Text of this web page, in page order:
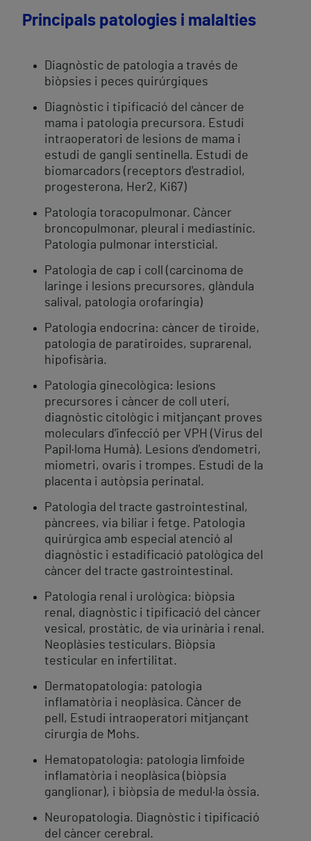
Principals patologies i malalties
Diagnòstic de patologia a través de
biòpsies i peces quirúrgiques
Diagnòstic i tipificació del càncer de
mama i patologia precursora. Estudi
intraoperatori de lesions de mama i
estudi de gangli sentinella. Estudi de
biomarcadors (receptors d'estradiol,
progesterona, Her2, Ki67)
Patologia toracopulmonar. Càncer
broncopulmonar, pleural i mediastínic.
Patologia pulmonar intersticial.
Patologia de cap i coll (carcinoma de
laringe i lesions precursores, glàndula
salival, patologia orofaríngia)
Patologia endocrina: càncer de tiroide,
patologia de paratiroides, suprarenal,
hipofisària.
Patologia ginecològica: lesions
precursores i càncer de coll uterí,
diagnòstic citològic i mitjançant proves
moleculars d'infecció per VPH (Virus del
Papil·loma Humà). Lesions d'endometri,
miometri, ovaris i trompes. Estudi de la
placenta i autòpsia perinatal.
Patologia del tracte gastrointestinal,
pàncrees, via biliar i fetge. Patologia
quirúrgica amb especial atenció al
diagnòstic i estadificació patològica del
càncer del tracte gastrointestinal.
Patologia renal i urològica: biòpsia
renal, diagnòstic i tipificació del càncer
vesical, prostàtic, de via urinària i renal.
Neoplàsies testiculars. Biòpsia
testicular en infertilitat.
Dermatopatologia: patologia
inflamatòria i neoplàsica. Càncer de
pell, Estudi intraoperatori mitjançant
cirurgia de Mohs.
Hematopatologia: patologia limfoide
inflamatòria i neoplàsica (biòpsia
ganglionar), i biòpsia de medul·la òssia.
Neuropatologia. Diagnòstic i tipificació
del càncer cerebral.